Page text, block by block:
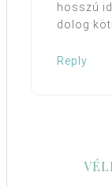
hosszú
dolog
Reply